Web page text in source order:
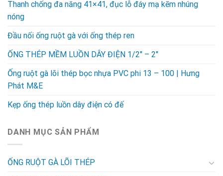
Thanh chống đa năng 41×41, đục lỗ đáy mạ kẽm nhúng
nóng
Đầu nối ống ruột gà với ống thép ren
ỐNG THÉP MỀM LUỒN DÂY ĐIỆN 1/2″ – 2″
Ống ruột gà lõi thép bọc nhựa PVC phi 13 – 100 | Hưng
Phát M&E
Kẹp ống thép luồn dây điện có đế
DANH MỤC SẢN PHẨM
ỐNG RUỘT GÀ LÕI THÉP